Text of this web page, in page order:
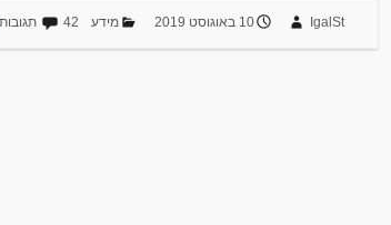
IgalSt 10 באוגוסט 2019 מידע 42 תגובות